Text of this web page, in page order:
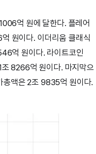
억 원에 달한다. 플레어
원이다. 이더리움 클래식
억 원이다. 라이트코인
8266억 원이다. 마지막으
액은 2조 9835억 원이다.